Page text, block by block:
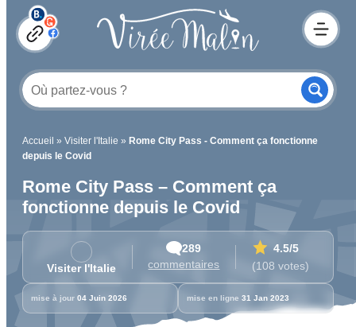
Accueil » Visiter l'Italie » Rome City Pass - Comment ça fonctionne
depuis le Covid
Rome City Pass – Comment ça
fonctionne depuis le Covid
Visiter l'Italie
289
commentaires
4.5/5
(108 votes)
mise à jour 04 Juin 2026 mise en ligne 31 Jan 2023